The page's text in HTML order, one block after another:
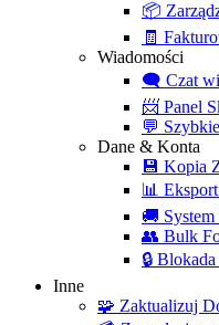
📦
🧾
Wiadomości
🗨️ Czat
📨 Panel
💬
Dane & Konta
💾 Kopia
📊
🚚
👥 Bulk
🔒 Blokada
Inne
🧩 Zaktualizuj